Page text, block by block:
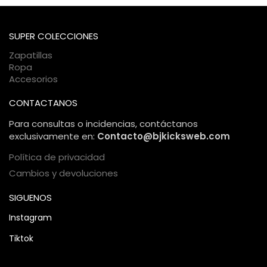
comercio electrónico, garantizando una compra 100%
SUPER COLECCIONES
Zapatillas
Ropa
Accesorios
CONTACTANOS
Para consultas o incidencias, contáctanos
exclusivamente en: Contacto@bjkicksweb.com
Política de privacidad
Cambios y devoluciones
SIGUENOS
Instagram
Tiktok